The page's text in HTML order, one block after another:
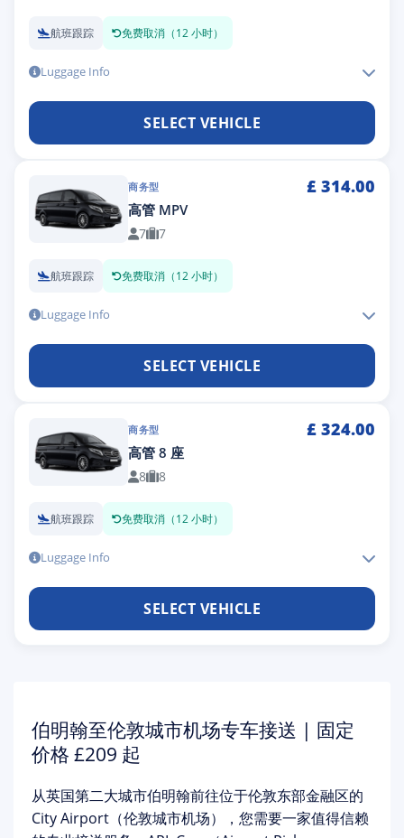
航班跟踪 免费取消（12 小时）
Luggage Info
SELECT VEHICLE
商务型 £ 314.00
高管 MPV
7 7
航班跟踪 免费取消（12 小时）
Luggage Info
SELECT VEHICLE
商务型 £ 324.00
高管 8 座
8 8
航班跟踪 免费取消（12 小时）
Luggage Info
SELECT VEHICLE
伯明翰至伦敦城市机场专车接送 | 固定
价格 £209 起
从英国第二大城市伯明翰前往位于伦敦东部金融区的
City Airport（伦敦城市机场）
，您需要一家值得信赖